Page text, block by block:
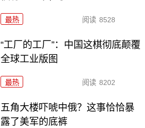
最热 阅读 8528
“工厂的工厂”：中国这棋彻底颠覆
全球工业版图
最热 阅读 8202
五角大楼吓唬中俄？这事恰恰暴
露了美军的底裤